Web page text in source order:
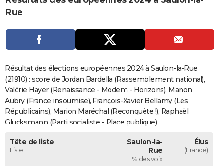
CARTE DE VOEUX
Carte de Noël
Carte Bonne année
Carte Saint-Valentin
Carte Pâques
Carte d'anniversaire
DICTIONNAIRE
Dictionnaire
Biographies
Citations
Expressions
Proverbes
PROGRAMME TV
COPAINS D'AVANT
S'inscrire
Se connecter
Lycées
Collèges
Primaires
Universités
Entreprises
Service militaire
Avis de recherche
AVIS DE DÉCÈS
FORUM
Rue
Résultat des élections européennes 2024 à Saulon-la-Rue
(21910) : score de Jordan Bardella (Rassemblement national),
Valérie Hayer (Renaissance - Modem - Horizons), Manon
Aubry (France insoumise), François-Xavier Bellamy (Les
Républicains), Marion Maréchal (Reconquête !), Raphaël
Glucksmann (Parti socialiste - Place publique)...
Tête de liste
Liste
Saulon-la-
Rue
% des voix
Élus
(France)